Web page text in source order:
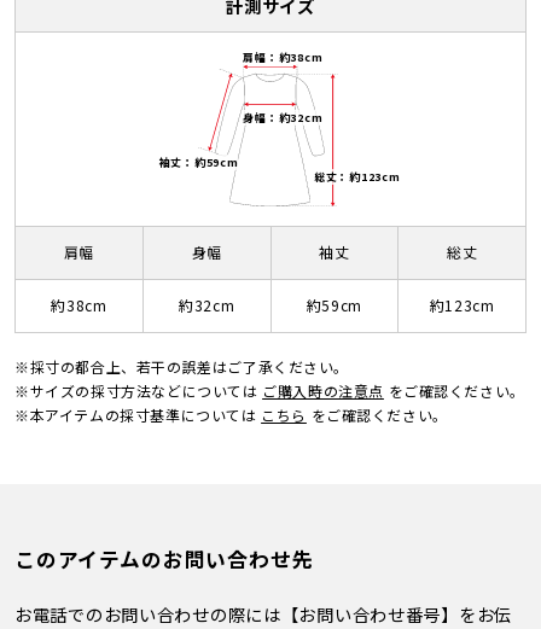
肩幅：約38cm
身幅：約32cm
袖丈：約59cm
総丈：約123cm
肩幅
約38cm
身幅
約32cm
袖丈
約59cm
総丈
約123cm
※採寸の都合上、若干の誤差はご了承ください。
※サイズの採寸方法などについては ご購入時の注意点 をご確認ください。
※本アイテムの採寸基準については こちら をご確認ください。
このアイテムのお問い合わせ先
お電話でのお問い合わせの際には【お問い合わせ番号】をお伝